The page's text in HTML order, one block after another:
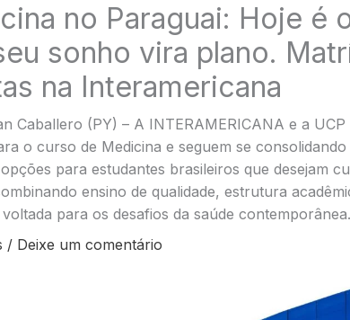
no Paraguai: Hoje é
sonho vira plano.
na Interamericana
Caballero (PY) – A INTERAMERICANA e a
o curso de Medicina e seguem se
para estudantes brasileiros que desejam
ensino de qualidade, estrutura
para os desafios da saúde
/ Deixe um comentário